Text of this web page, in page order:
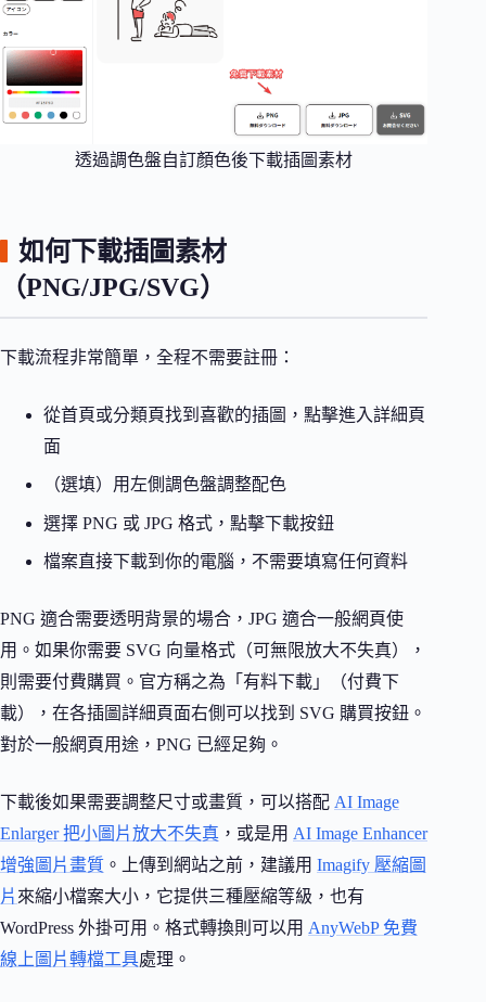
透過調色盤自訂顏色後下載插圖素材
如何下載插圖素材
（PNG/JPG/SVG）
下載流程非常簡單，全程不需要註冊：
從首頁或分類頁找到喜歡的插圖，點擊進入詳細頁
面
（選填）用左側調色盤調整配色
選擇 PNG 或 JPG 格式，點擊下載按鈕
檔案直接下載到你的電腦，不需要填寫任何資料
PNG 適合需要透明背景的場合，JPG 適合一般網頁使
用。如果你需要 SVG 向量格式（可無限放大不失真），
則需要付費購買。官方稱之為「有料下載」（付費下
載），在各插圖詳細頁面右側可以找到 SVG 購買按鈕。
對於一般網頁用途，PNG 已經足夠。
下載後如果需要調整尺寸或畫質，可以搭配 AI Image
Enlarger 把小圖片放大不失真 ，或是用 AI Image Enhancer
增強圖片畫質 。上傳到網站之前，建議用 Imagify 壓縮圖
片 來縮小檔案大小，它提供三種壓縮等級，也有
WordPress 外掛可用。格式轉換則可以用 AnyWebP 免費
線上圖片轉檔工具處理。